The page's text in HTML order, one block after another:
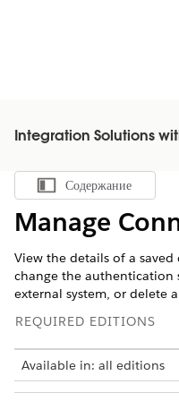
Integration Solutions
Показать
Содержание
Manage
View the details of a
change the authentication
external system, or delete
REQUIRED EDITIONS
Available in: all editions